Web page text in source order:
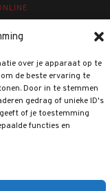
over je apparaat op te
de beste ervaring te
Door in te stemmen
gedrag of unieke ID's
of je toestemming
functies en